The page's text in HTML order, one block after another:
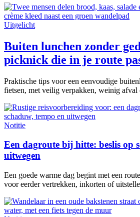
Uitgelicht
Buiten lunchen zonder
picknick die in je route
Praktische tips voor een eenvoudige
fietsen, met veilig verpakken, weinig afval
Notitie
Een dagroute bij hitte: beslis op
uitwegen
Een goede warme dag begint met een
voor eerder vertrekken, inkorten of